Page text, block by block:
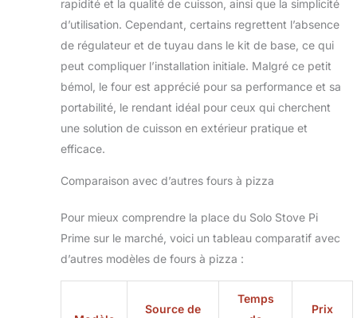
extérieure, ce four
est votre gril à gaz
portable pour des
pizzas parfaites à
chaque fois. C'est
une amélioration de
la maison dont
vous ne saviez pas
OUVERTURE
PIERRE À PIZZA
Appréciez la
transformation de
votre pâte à pizza
en une délicieuse
croûte de pizza.
rapidité et la qualité de cuisson, ainsi que la simplicité
d’utilisation. Cependant, certains regrettent l’absence
de régulateur et de tuyau dans le kit de base, ce qui
peut compliquer l’installation initiale. Malgré ce petit
bémol, le four est apprécié pour sa performance et sa
portabilité, le rendant idéal pour ceux qui cherchent
une solution de cuisson en extérieur pratique et
efficace.
Comparaison avec d’autres fours à pizza
Pour mieux comprendre la place du Solo Stove Pi
Prime sur le marché, voici un tableau comparatif avec
d’autres modèles de fours à pizza :
Source de
Temps
Prix